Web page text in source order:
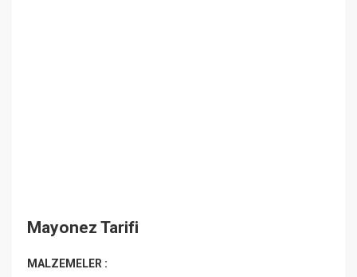
Mayonez Tarifi
MALZEMELER :